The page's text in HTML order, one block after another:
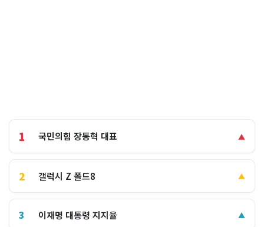
1 국민의힘 장동혁 대표 ▲
2 갤럭시 Z 폴드8 ▲
3 이재명 대통령 지지율 ▲